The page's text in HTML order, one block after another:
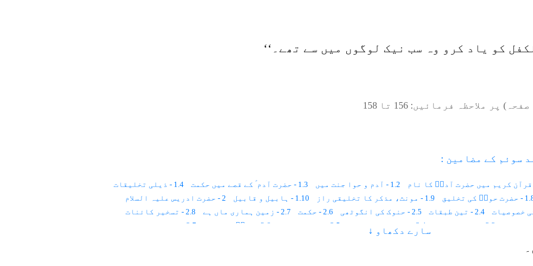
کو یاد کرو وہ سب نیک لوگوں میں سے تھے۔‘‘
پر ملاحظہ فرمائیں: 156 تا 158
سوئم کے مضامین :
1.2 - آدم و حوا جنت میں 1.3 - حضرت آدم ؑ کے قصے میں حکمت
1.4 - ذیلی تخلیقات
حواؑ کی تخلیق 1.9 - مونث، مذکر کا تخلیقی راز 1.10 - ہابیل و قابیل
2 - حضرت ادریس علیہ السلام
2.4 - تین طبقات 2.5 - حنوک کی انگوٹھی 2.6 - حکمت 2.7 - زمین ہماری ماں ہے
2.8 - تسخیر کائنات
3.3 - بے وفا بیوی 3.4 - ساڑھے نو سو سال 3.5 - نوح کی کشتی 3.6 - نوحؑ کا بیٹا
3.7 - چالیس دن بارش برستی رہی
3.13 - زرپرستی کا جال
سارے دکھاو ↓